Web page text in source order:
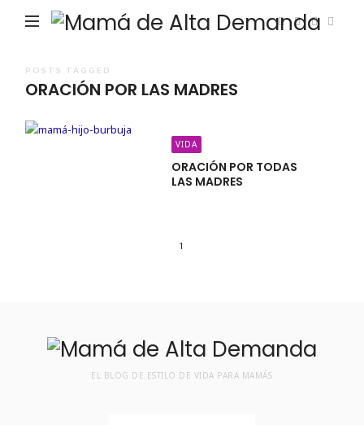
POSTS TAGGED
ORACIÓN POR LAS MADRES
VIDA
ORACIÓN POR TODAS
LAS MADRES
1
EL BLOG DE ESTILO DE VIDA PARA MAMÁS